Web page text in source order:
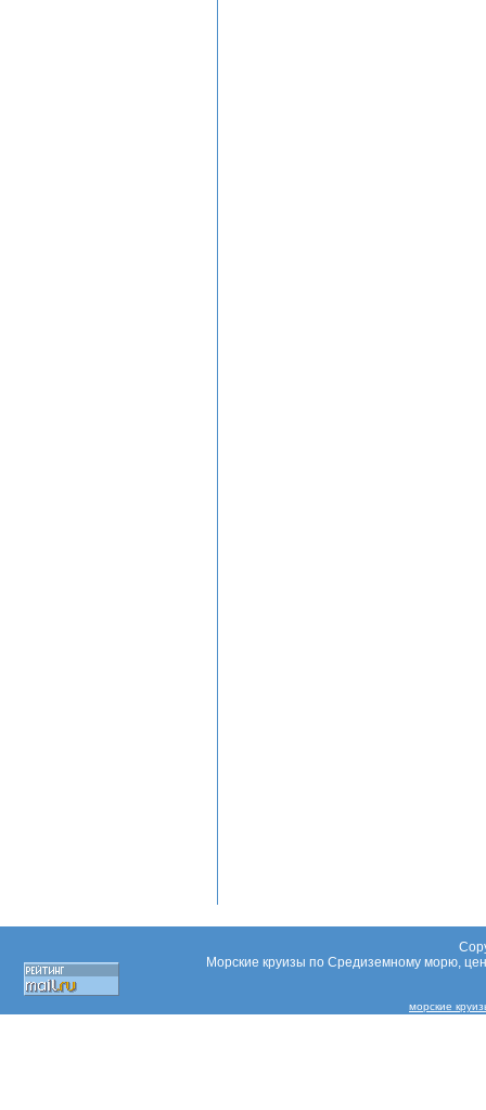
Морские круизы по Средиземному морю,
морские